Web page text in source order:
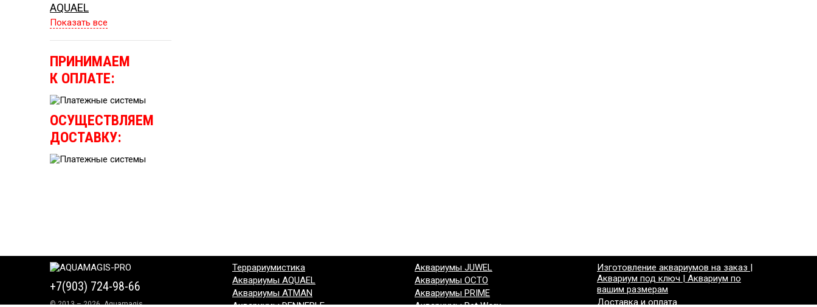
AQUAEL
Показать все
ПРИНИМАЕМ
К ОПЛАТЕ:
ОСУЩЕСТВЛЯЕМ
ДОСТАВКУ:
+7(903) 724-98-66
© 2013 – 2026, Aquamagis
Террариумистика
Аквариумы AQUAEL
Аквариумы ATMAN
Аквариумы JUWEL
Аквариумы OCTO
Аквариумы PRIME
Изготовление аквариумов на заказ |
Аквариум под ключ | Аквариум по
вашим размерам
Доставка и оплата